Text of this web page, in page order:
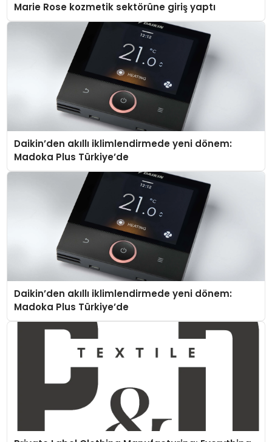
Marie Rose kozmetik sektörüne giriş yaptı
Daikin’den akıllı iklimlendirmede yeni dönem:
Madoka Plus Türkiye’de
Daikin’den akıllı iklimlendirmede yeni dönem:
Madoka Plus Türkiye’de